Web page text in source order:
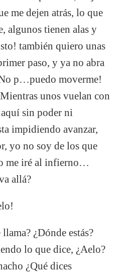
me dejen atrás, lo que
algunos tienen alas y
también quiero unas
paso, y ya no abra
p…puedo moverme!
unos vuelan con
sin poder ni
impidiendo avanzar,
yo no soy de los que
me iré al infierno…
allá?
¿Dónde estás?
lo que dice, ¿Aelo?
¿Qué dices